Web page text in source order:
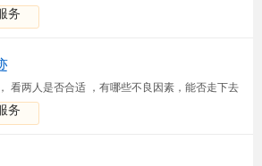
务
看两人是否合适 ，有哪些不良因素，能否走下去
务